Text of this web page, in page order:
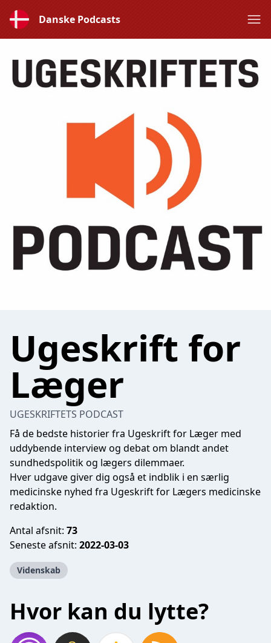
Danske Podcasts
Ugeskrift for
Læger
UGESKRIFTETS PODCAST
Få de bedste historier fra Ugeskrift for Læger med
uddybende interview og debat om blandt andet
sundhedspolitik og lægers dilemmaer.
Hver udgave giver dig også et indblik i en særlig
medicinske nyhed fra Ugeskrift for Lægers medicinske
redaktion.
Antal afsnit: 73
Seneste afsnit: 2022-03-03
Videnskab
Hvor kan du lytte?